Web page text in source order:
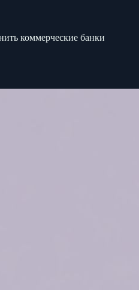
коммерческие банки